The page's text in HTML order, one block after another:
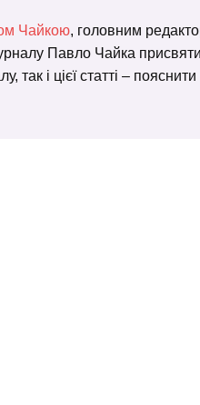
Чайкою, головним
Павло Чайка присвятив
так і цієї статті –